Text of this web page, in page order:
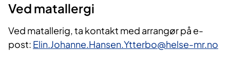
Ved matallergi
Ved matallerig, ta kontakt med arrangør på e-
post: Elin.Johanne.Hansen.Ytterbo@helse-mr.no